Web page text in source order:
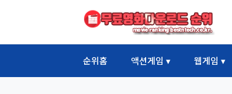
순위홈 액션게임 ▾ 웹게임 ▾